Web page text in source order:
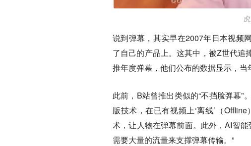
说到弹幕，其实早在2007年日本视频
了自己的产品上。这其中，被Z世代
推年度弹幕，他们公布的数据显示，当
此前，B站曾推出类似的“不挡脸弹幕”
版技术，在已有视频上‘离线’（
术，让人物在弹幕前面。此外，AI智
需要大量的流量来支撑弹幕传输。”